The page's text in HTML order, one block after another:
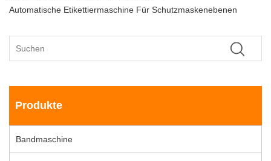
Automatische Etikettiermaschine Für Schutzmaskenebenen
Produkte
Bandmaschine